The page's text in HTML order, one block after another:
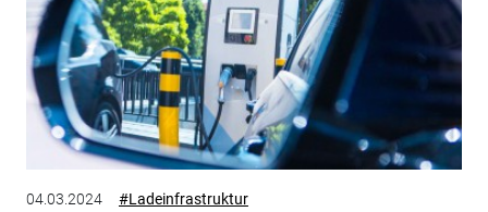
04.03.2024 #Ladeinfrastruktur